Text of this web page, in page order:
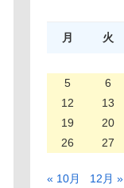
月 火
5
6
12
13
19
20
26
27
« 10月 12月 »